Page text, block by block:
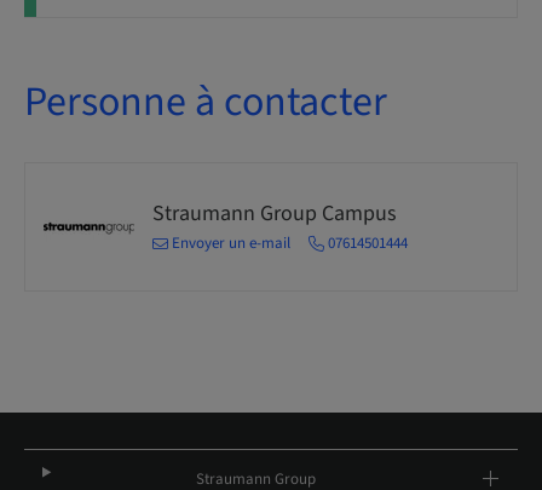
Personne à contacter
Straumann Group Campus
Envoyer un e-mail 07614501444
Straumann Group